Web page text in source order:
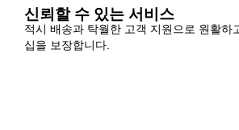
신뢰할 수 있는 서비스
적시 배송과 탁월한 고객 지원으로 원활하
십을 보장합니다.